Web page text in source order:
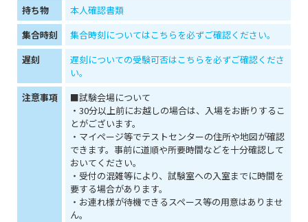
持ち物
本人確認書類
集合時刻
集合時刻についてはこちらを必ずご確認ください。
遅刻
遅刻についての受験可否はこちらを必ずご確認くださ
い。
注意事項
■試験会場について
・30分以上前にお越しの場合は、入場をお断りするこ
とがございます。
・マイページ等でテストセンターの住所や地図が確認
できます。事前に道順や所要時間などを十分確認して
おいてください。
・受付の混雑等により、試験室への入室までに時間を
要する場合があります。
・お連れ様が待機できるスペース等の用意はありませ
ん。